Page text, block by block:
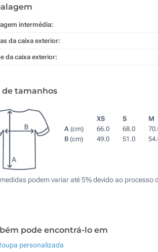
intermédia:
da caixa exterior:
da caixa exterior:
de tamanhos
XS S M
A (cm) 66.0 68.0
B (cm) 49.0 51.0
podem variar até 5% devido ao processo
pode encontrá-lo em
personalizada